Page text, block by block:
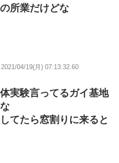
所業だけどな
2021/04/19(月) 07:13:32.60
実験言ってるガイ基地
てたら窓割りに来ると